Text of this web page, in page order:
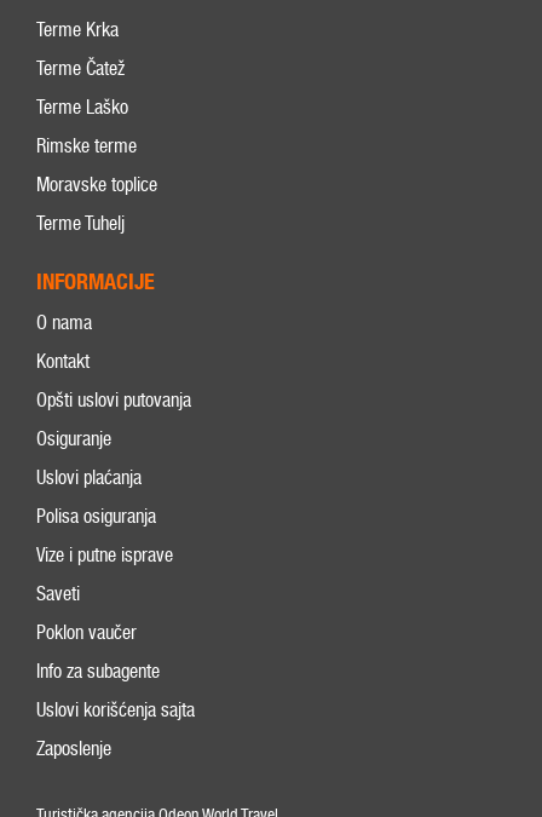
Terme Krka
Terme Čatež
Terme Laško
Rimske terme
Moravske toplice
Terme Tuhelj
INFORMACIJE
O nama
Kontakt
Opšti uslovi putovanja
Osiguranje
Uslovi plaćanja
Polisa osiguranja
Vize i putne isprave
Saveti
Poklon vaučer
Info za subagente
Uslovi korišćenja sajta
Zaposlenje